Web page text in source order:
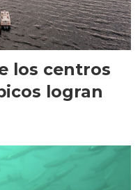
los centros
logran